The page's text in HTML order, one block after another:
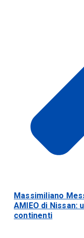
Massimiliano
AMIEO di Nissan:
continenti